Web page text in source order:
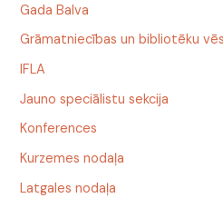
Gada Balva
Grāmatniecības un bibliotēku
IFLA
Jauno speciālistu sekcija
Konferences
Kurzemes nodaļa
Latgales nodaļa